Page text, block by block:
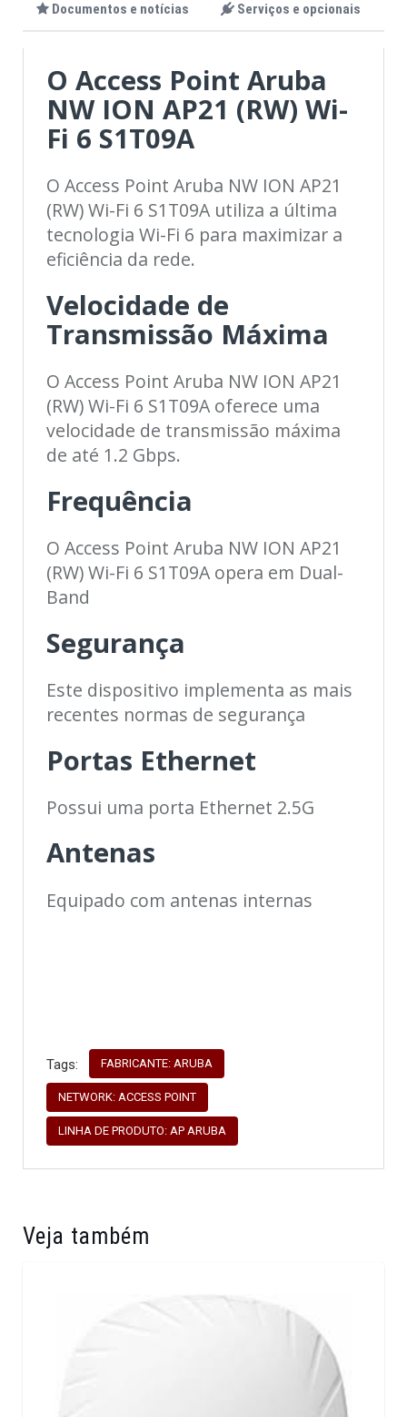
Documentos e notícias Serviços e opcionais
O Access Point Aruba
NW ION AP21 (RW) Wi-
Fi 6 S1T09A
O Access Point Aruba NW ION AP21
(RW) Wi-Fi 6 S1T09A utiliza a última
tecnologia Wi-Fi 6 para maximizar a
eficiência da rede.
Velocidade de
Transmissão Máxima
O Access Point Aruba NW ION AP21
(RW) Wi-Fi 6 S1T09A oferece uma
velocidade de transmissão máxima
de até 1.2 Gbps.
Frequência
O Access Point Aruba NW ION AP21
(RW) Wi-Fi 6 S1T09A opera em Dual-
Band
Segurança
Este dispositivo implementa as mais
recentes normas de segurança
Portas Ethernet
Possui uma porta Ethernet 2.5G
Antenas
Equipado com antenas internas
Tags: FABRICANTE: ARUBA
NETWORK: ACCESS POINT
LINHA DE PRODUTO: AP ARUBA
Veja também